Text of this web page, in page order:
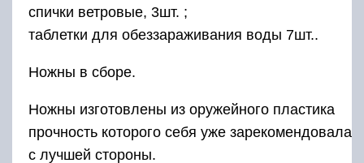
спички ветровые, 3шт. ;
таблетки для обеззараживания воды 7шт..
Ножны в сборе.
Ножны изготовлены из оружейного пластика
прочность которого себя уже зарекомендовала
с лучшей стороны.